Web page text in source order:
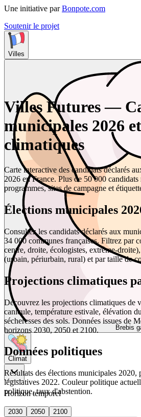
Une initiative par Bonpote.com
Soutenir le projet
Villes
Brebis
Climat
Horizon temporel
2030 2050
2100
Villes Futures —
municipales 2026
climatiques
Carte interactive des candidats déclarés
2026 en France. Plus de 50 000 candidats
programmes, sites de campagne et
Élections municipales
Consultez les candidats déclarés aux
34 000 communes françaises. Filtrez par
centre, droite, écologistes, extrême-
(urbain, périurbain, rural) et par taille de
Projections climatiques
Découvrez les projections climatiques de
canicule, température estivale, élévation
sécheresses des sols. Données issues de
horizons 2030, 2050 et 2100.
Données politiques
Résultats des élections municipales 2020,
législatives 2022. Couleur politique
politique, taux d'abstention.